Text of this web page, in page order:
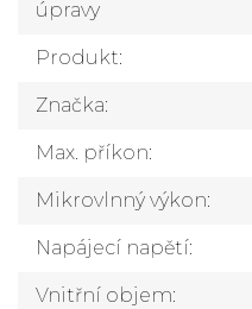
úpravy
Produkt:
Značka:
Max. příkon:
Mikrovlnný výkon:
Napájecí napětí:
Vnitřní objem: